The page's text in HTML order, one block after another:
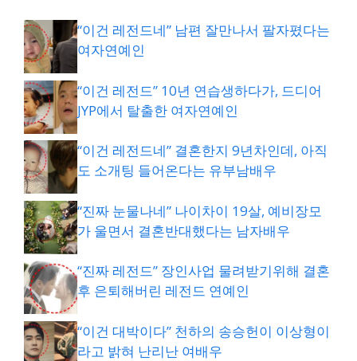
“이건 레전드네” 남편 잘만나서 팔자폈다는
여자연예인
“이건 레전드” 10년 연습생하다가, 드디어
JYP에서 탈출한 여자연예인
“이건 레전드네” 결혼한지 9년차인데, 아직
도 소개팅 들어온다는 유부남배우
“진짜 눈물나네” 나이차이 19살, 예비장모
가 울면서 결혼반대했다는 남자배우
“진짜 레전드” 장인사업 물려받기위해 결혼
후 은퇴해버린 레전드 연예인
“이건 대박이다” 천하의 송승헌이 이상형이
라고 밝혀 난리난 여배우